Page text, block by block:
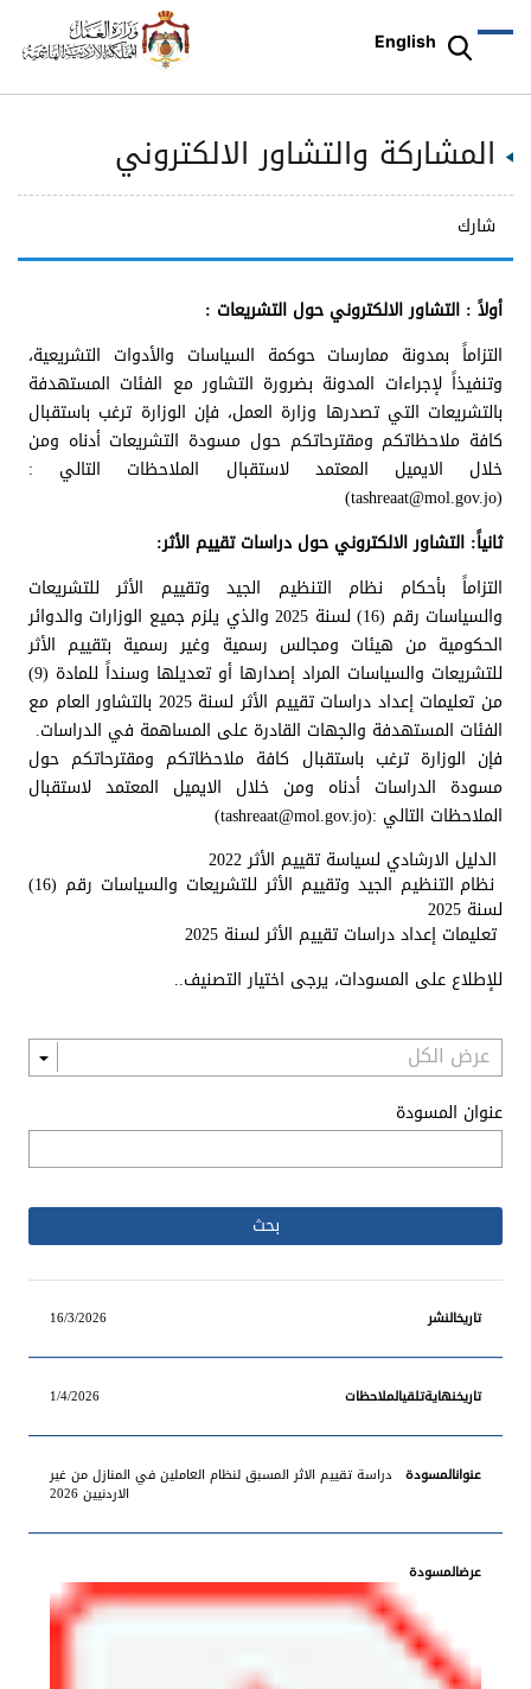
English
المشاركة والتشاور الالكتروني
شارك
أولاً : التشاور الالكتروني حول التشريعات :
التزاماً بمدونة ممارسات حوكمة السياسات والأدوات التشريعية،
وتنفيذاً لإجراءات المدونة بضرورة التشاور مع الفئات المستهدفة
بالتشريعات التي تصدرها وزارة العمل، فإن الوزارة ترغب باستقبال
كافة ملاحظاتكم ومقترحاتكم حول مسودة التشريعات أدناه ومن
خلال الايميل المعتمد لاستقبال الملاحظات التالي :
(tashreaat@mol.gov.jo)
ثانياً: التشاور الالكتروني حول دراسات تقييم الأثر:
التزاماً بأحكام نظام التنظيم الجيد وتقييم الأثر للتشريعات
والسياسات رقم (16) لسنة 2025 والذي يلزم جميع الوزارات والدوائر
الحكومية من هيئات ومجالس رسمية وغير رسمية بتقييم الأثر
للتشريعات والسياسات المراد إصدارها أو تعديلها وسنداً للمادة (9)
من تعليمات إعداد دراسات تقييم الأثر لسنة 2025 بالتشاور العام مع
الفئات المستهدفة والجهات القادرة على المساهمة في الدراسات.
فإن الوزارة ترغب باستقبال كافة ملاحظاتكم ومقترحاتكم حول
مسودة الدراسات أدناه ومن خلال الايميل المعتمد لاستقبال
الملاحظات التالي :(tashreaat@mol.gov.jo)
الدليل الارشادي لسياسة تقييم الأثر 2022
نظام التنظيم الجيد وتقييم الأثر للتشريعات والسياسات رقم (16)
لسنة 2025
تعليمات إعداد دراسات تقييم الأثر لسنة 2025
للإطلاع على المسودات، يرجى اختيار التصنيف..
عنوان المسودة
تاريخ
النشر
تلقي
الملاحظات
عنوان عرض
16/3/2026
1/4/2026
دراسة تقييم الاثر المسبق لنظام العاملين في المنازل من غير
الاردنيين 2026